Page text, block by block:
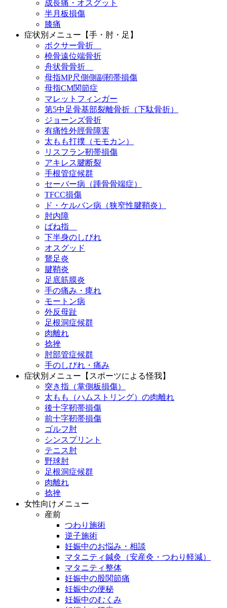
成長痛・オスグット
半月板損傷
膝痛
症状別メニュー【手・肘・足】
ボクサー骨折
橈骨遠位端骨折
舟状骨骨折
母指MP尺側側副靭帯損傷
母指CM関節症
マレットフィンガー
第5中足骨基部裂離骨折（下駄骨折）
ジョーンズ骨折
有痛性外脛骨障害
太もも打撲（モモカン）
リスフラン靭帯損傷
アキレス腱断裂
手根管症候群
セーバー病（踵骨骨端症）
TFCC損傷
ド・ケルバン病（狭窄性腱鞘炎）
肘内障
ばね指
下半身のしびれ
オスグッド
鵞足炎
腱鞘炎
足底筋膜炎
手の痛み・痺れ
モートン病
外反母趾
足根洞症候群
肉離れ
捻挫
肘部管症候群
手のしびれ・痛み
症状別メニュー【スポーツによる怪我】
突き指（掌側板損傷）
太もも（ハムストリング）の肉離れ
後十字靭帯損傷
前十字靭帯損傷
ゴルフ肘
シンスプリント
テニス肘
野球肘
足根洞症候群
肉離れ
捻挫
女性向けメニュー
産前
つわり施術
逆子施術
妊娠中のお悩み・相談
マタニティ鍼灸（安産灸・つわり軽減）
マタニティ整体
妊娠中の股関節痛
妊娠中の便秘
妊娠中のむくみ